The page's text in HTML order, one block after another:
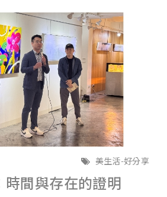
美生活-好分享
時間與存在的證明